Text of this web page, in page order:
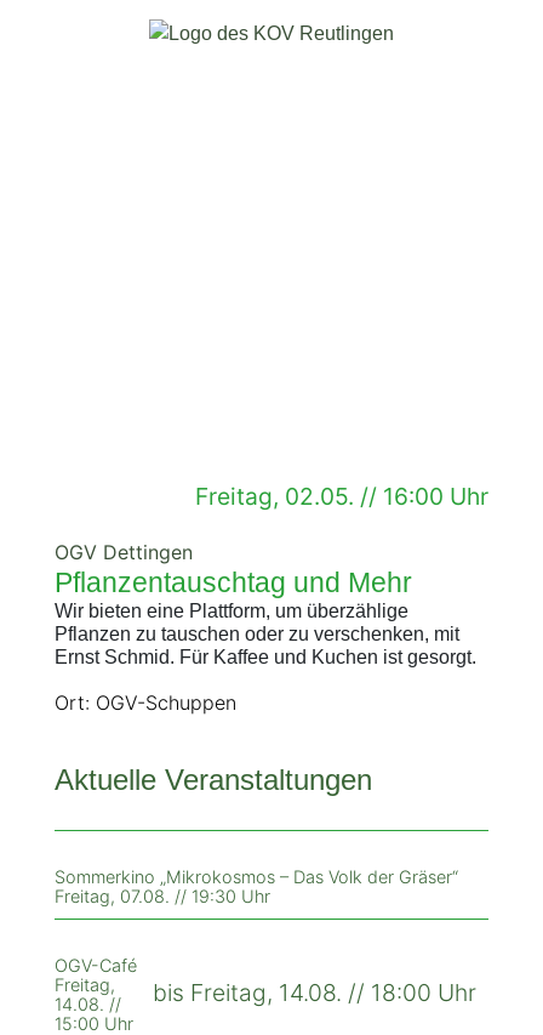
Freitag, 02.05. // 16:00 Uhr
OGV Dettingen
Pflanzentauschtag und Mehr
Wir bieten eine Plattform, um überzählige
Pflanzen zu tauschen oder zu verschenken, mit
Ernst Schmid. Für Kaffee und Kuchen ist gesorgt.
Ort: OGV-Schuppen
Aktuelle Veranstaltungen
Sommerkino „Mikrokosmos – Das Volk der Gräser“
Freitag, 07.08. // 19:30 Uhr
OGV-Café
Freitag,
14.08. //
15:00 Uhr
bis Freitag, 14.08. // 18:00 Uhr